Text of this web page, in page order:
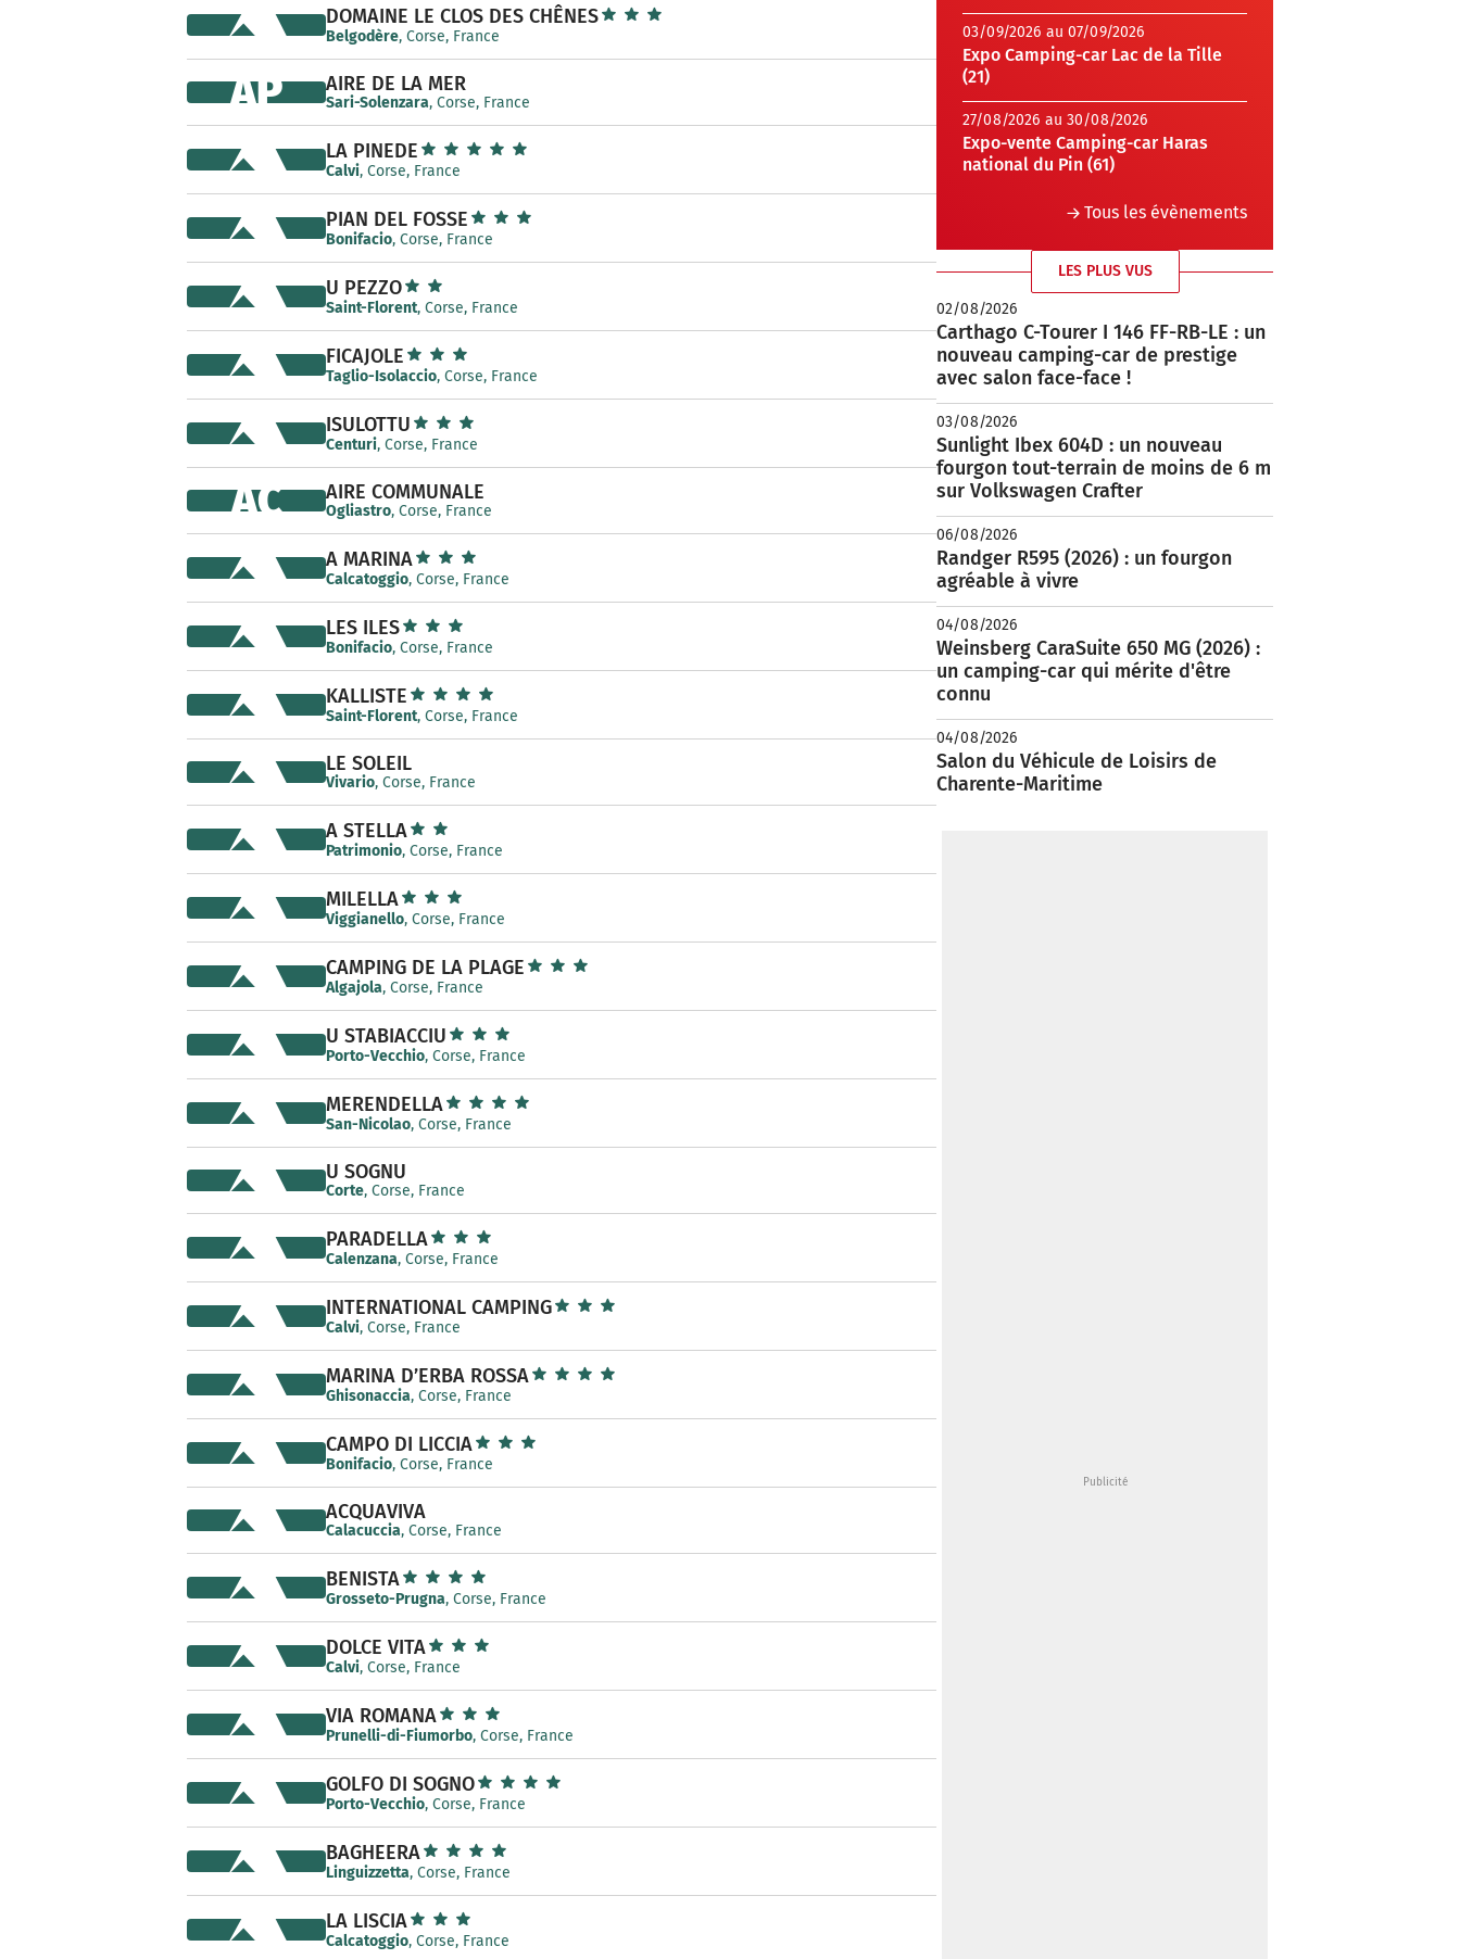
DOMAINE LE CLOS DES CHÊNES
Belgodère, Corse, France
AIRE DE LA MER
Sari-Solenzara, Corse, France
AP
LA PINEDE
Calvi, Corse, France
PIAN DEL FOSSE
Bonifacio, Corse, France
U PEZZO
Saint-Florent, Corse, France
FICAJOLE
Taglio-Isolaccio, Corse, France
ISULOTTU
Centuri, Corse, France
AIRE COMMUNALE
Ogliastro, Corse, France
AC
A MARINA
Calcatoggio, Corse, France
LES ILES
Bonifacio, Corse, France
KALLISTE
Saint-Florent, Corse, France
LE SOLEIL
Vivario, Corse, France
A STELLA
Patrimonio, Corse, France
MILELLA
Viggianello, Corse, France
CAMPING DE LA PLAGE
Algajola, Corse, France
U STABIACCIU
Porto-Vecchio, Corse, France
MERENDELLA
San-Nicolao, Corse, France
U SOGNU
Corte, Corse, France
PARADELLA
Calenzana, Corse, France
INTERNATIONAL CAMPING
Calvi, Corse, France
MARINA D’ERBA ROSSA
Ghisonaccia, Corse, France
CAMPO DI LICCIA
Bonifacio, Corse, France
ACQUAVIVA
Calacuccia, Corse, France
BENISTA
Grosseto-Prugna, Corse, France
DOLCE VITA
Calvi, Corse, France
VIA ROMANA
Prunelli-di-Fiumorbo, Corse, France
GOLFO DI SOGNO
Porto-Vecchio, Corse, France
BAGHEERA
Linguizzetta, Corse, France
LA LISCIA
Calcatoggio, Corse, France
03/09/2026 au 07/09/2026
Expo Camping-car Lac de la Tille
(21)
27/08/2026 au 30/08/2026
Expo-vente Camping-car Haras
national du Pin (61)
Tous les évènements
LES PLUS VUS
02/08/2026
Carthago C-Tourer I 146 FF-RB-LE : un
nouveau camping-car de prestige
avec salon face-face !
03/08/2026
Sunlight Ibex 604D : un nouveau
fourgon tout-terrain de moins de 6 m
sur Volkswagen Crafter
06/08/2026
Randger R595 (2026) : un fourgon
agréable à vivre
04/08/2026
Weinsberg CaraSuite 650 MG (2026) :
un camping-car qui mérite d'être
connu
04/08/2026
Salon du Véhicule de Loisirs de
Charente-Maritime